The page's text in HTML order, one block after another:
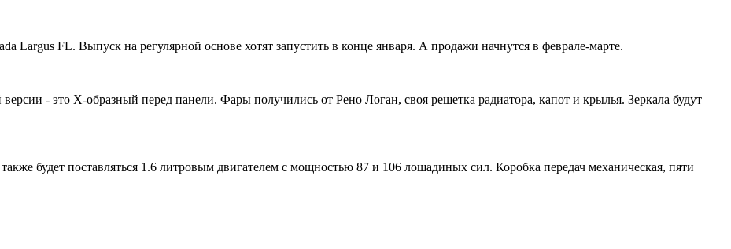
Largus FL. Выпуск на регулярной основе хотят запустить в конце января. А продажи начнутся в феврале-марте.
- это Х-образный перед панели. Фары получились от Рено Логан, своя решетка радиатора, капот и крылья. Зеркала будут
будет поставляться 1.6 литровым двигателем с мощностью 87 и 106 лошадиных сил. Коробка передач механическая, пяти